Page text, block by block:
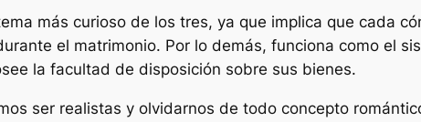
más curioso de los tres, ya que implica que cada
el matrimonio. Por lo demás, funciona como el
la facultad de disposición sobre sus bienes.
ser realistas y olvidarnos de todo concepto